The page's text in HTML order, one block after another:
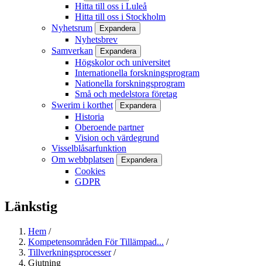
Hitta till oss i Luleå
Hitta till oss i Stockholm
Nyhetsrum
Expandera
Nyhetsbrev
Samverkan
Expandera
Högskolor och universitet
Internationella forskningsprogram
Nationella forskningsprogram
Små och medelstora företag
Swerim i korthet
Expandera
Historia
Oberoende partner
Vision och värdegrund
Visselblåsarfunktion
Om webbplatsen
Expandera
Cookies
GDPR
Länkstig
Hem /
Kompetensområden För Tillämpad... /
Tillverkningsprocesser /
Gjutning